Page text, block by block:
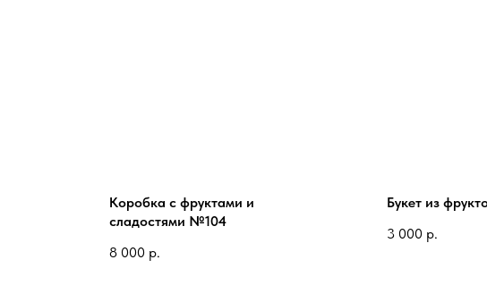
Коробка с фруктами и
сладостями №104
8 000 р.
Букет из
3 000 р.